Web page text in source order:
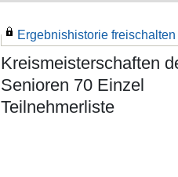
Ergebnishistorie freischalten
Kreismeisterschaften
Senioren 70 Einzel
Teilnehmerliste